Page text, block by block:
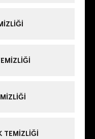
TEMIZLIĞI